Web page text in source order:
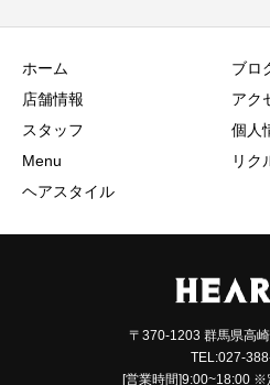
ホーム
店舗情報
スタッフ
Menu
ヘアスタイル
ブロ
アク
個人
リク
〒370-1203 群馬県高
TEL:027-
[営業時間]9:00~18:00 ※